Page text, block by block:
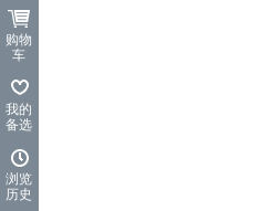
购物
车
我的
备选
浏览
历史